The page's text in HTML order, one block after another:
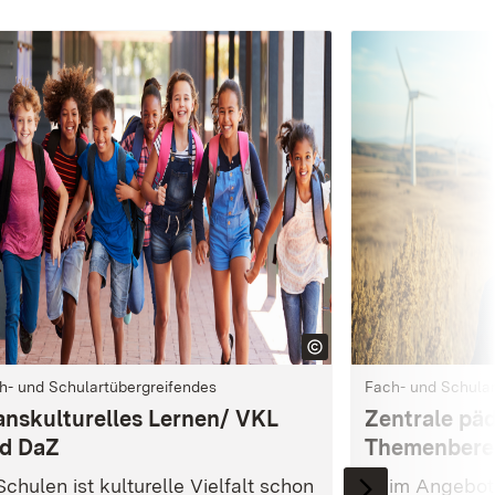
und Schulartübergreifendes
Lernen/ VKL
DaZ
ist kulturelle Vielfalt schon
Fach- und
Zentrale
Beim